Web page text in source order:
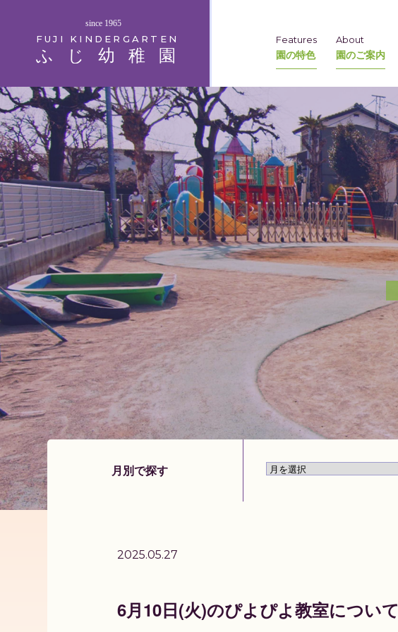
ふじ幼稚園
FUJI KINDERGARTEN
since 1965
Features
園の特色
About
園のご案内
月別で探す
2025.05.27
6月10日(火)のぴよぴよ教室について